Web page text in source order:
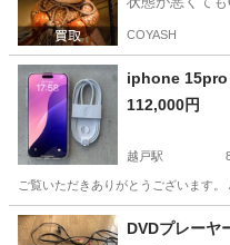
COYASH
iphone 15pro
112,000円
越戸駅
ご覧いただきありがとうございます
愛知 豊田市 越戸駅 電
DVDプレーヤ